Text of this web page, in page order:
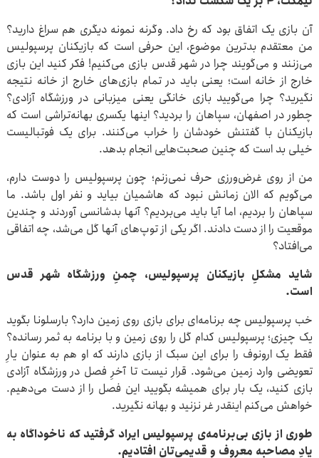
آن بازی یک اتفاق بود که رخ داد. وگرنه نمونه دیگری هم سراغ دارید؟
من معتقدم بدترین موضوع، این حرفی است که بازیکنان پرسپولیس
می‌زنند و می‌گویند چرا در شهر قدس بازی می‌کنیم! فکر کنید این بازی
خارج از خانه است؛ یعنی باید در تمام بازی‌های خارج از خانه نتیجه
نگیرید؟ چرا می‌گویید بازی خانگی یعنی میزبانی در ورزشگاه آزادی؟
چطور در اصفهان، سپاهان را بردید؟ اینها یکسری بهانه‌تراشی است که
بازیکنان با گفتنش خودشان را خراب می‌کنند. برای یک فوتبالیست
خیلی بد است که چنین صحبت‌هایی انجام بدهد.
من از روی غرض‌ورزی حرف نمی‌زنم؛ چون پرسپولیس را دوست دارم،
می‌گویم که الان زمانش نبود که هاشمیان بیاید و نفر اول باشد. ما
سپاهان را بردیم، اما آیا باید می‌بردیم؟ آنها بدشانسی آوردند و چندین
موقعیت را از دست دادند. اگر یکی از توپ‌های آنها گل می‌شد، چه اتفاقی
می‌افتاد؟
شاید مشکلِ بازیکنان پرسپولیس، چمنِ ورزشگاه شهر قدس
است.
خب پرسپولیس چه برنامه‌ای برای بازی روی زمین دارد؟ بارسلونا بگوید
یک چیزی؛ پرسپولیس کدام گل را روی زمین و با برنامه به ثمر رسانده؟
فقط یک ارونوف را برای این سبک از بازی دارند که او هم به عنوان یارِ
تعویضی وارد زمین می‌شود. قرار نیست تا آخرِ فصل در ورزشگاه آزادی
بازی کنید، یک بار برای همیشه بگویید این فصل را از دست می‌دهیم.
خواهش می‌کنم اینقدر غر نزنید و بهانه نگیرید.
طوری از بازی بی‌برنامه‌ی پرسپولیس ایراد گرفتید که ناخوداگاه به
یادِ مصاحبه معروف و قدیمی‌تان افتادیم.